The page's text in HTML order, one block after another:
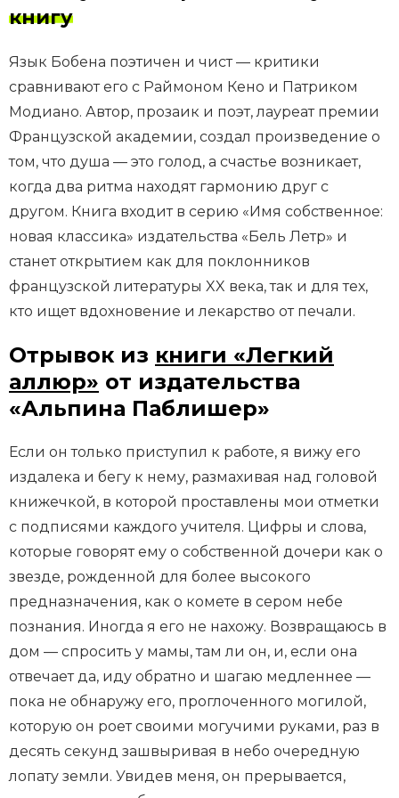
книгу
Язык Бобена поэтичен и чист — критики
сравнивают его с Раймоном Кено и Патриком
Модиано. Автор, прозаик и поэт, лауреат премии
Французской академии, создал произведение о
том, что душа — это голод, а счастье возникает,
когда два ритма находят гармонию друг с
другом. Книга входит в серию «Имя собственное:
новая классика» издательства «Бель Летр» и
станет открытием как для поклонников
французской литературы XX века, так и для тех,
кто ищет вдохновение и лекарство от печали.
Отрывок из книги «Легкий
аллюр» от издательства
«Альпина Паблишер»
Если он только приступил к работе, я вижу его
издалека и бегу к нему, размахивая над головой
книжечкой, в которой проставлены мои отметки
с подписями каждого учителя. Цифры и слова,
которые говорят ему о собственной дочери как о
звезде, рожденной для более высокого
предназначения, как о комете в сером небе
познания. Иногда я его не нахожу. Возвращаюсь в
дом — спросить у мамы, там ли он, и, если она
отвечает да, иду обратно и шагаю медленнее —
пока не обнаружу его, проглоченного могилой,
которую он роет своими могучими руками, раз в
десять секунд зашвыривая в небо очередную
лопату земли. Увидев меня, он прерывается,